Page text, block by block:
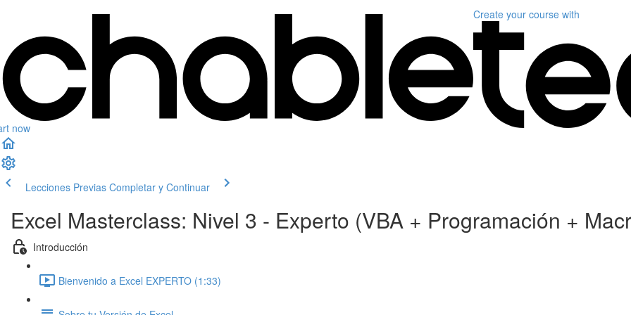
now
Create your course with
Lecciones Previas Completar y Continuar
Excel Masterclass: Nivel 3 - Experto (VBA + Programación +
Introducción
Bienvenido a Excel EXPERTO (1:33)